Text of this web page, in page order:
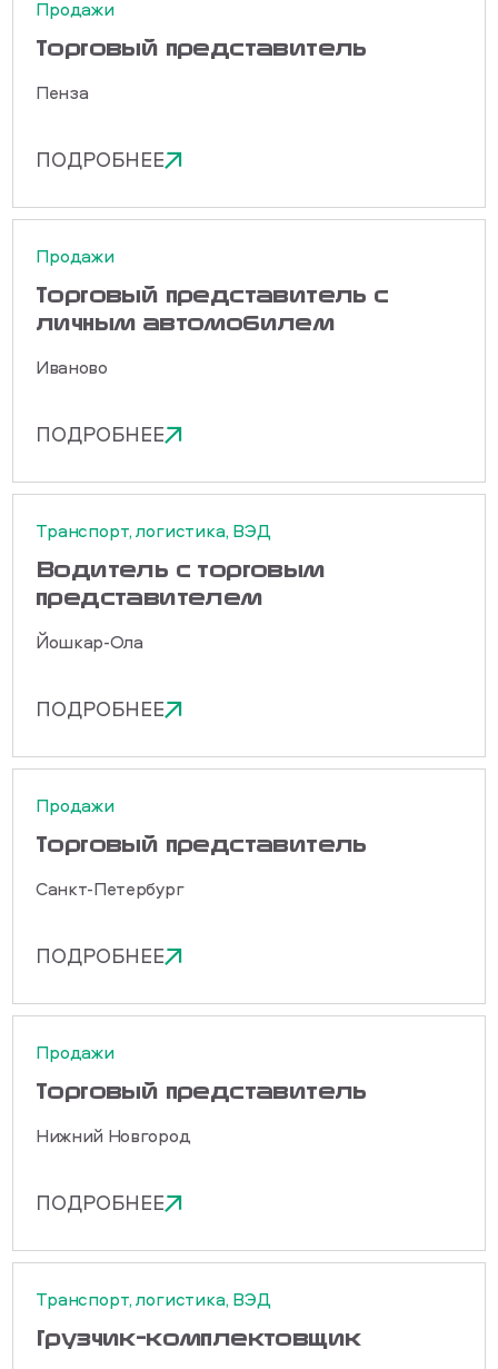
Продажи
Торговый представитель
Пенза
ПОДРОБНЕЕ
Продажи
Торговый представитель с
личным автомобилем
Иваново
ПОДРОБНЕЕ
Транспорт, логистика, ВЭД
Водитель с торговым
представителем
Йошкар-Ола
ПОДРОБНЕЕ
Продажи
Торговый представитель
Санкт-Петербург
ПОДРОБНЕЕ
Продажи
Торговый представитель
Нижний Новгород
ПОДРОБНЕЕ
Транспорт, логистика, ВЭД
Грузчик-комплектовщик